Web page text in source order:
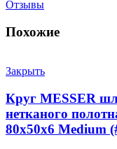
Отзывы
Похожие
Закрыть
Круг MESSER
нетканого
80х50х6 Мedium